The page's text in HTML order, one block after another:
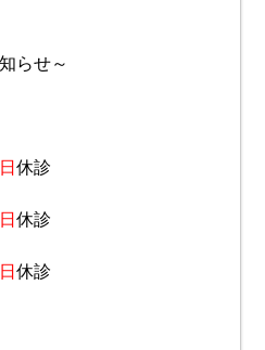
らせ～
休診
休診
休診